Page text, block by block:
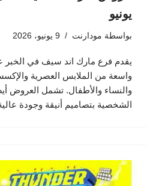
يونيو
بواسطة مودارنت 9 يونيو، 2026
يقدم فرع مارك اند سيف في الخبر
واسعة من الملابس العصرية
والنساء والأطفال. تشمل العروض
الشخصية بتصاميم أنيقة وجودة